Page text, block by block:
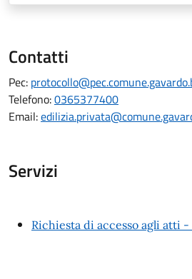
Contatti
Pec:
Telefono:0365377400
Email:
Servizi
Richiesta di accesso agli atti